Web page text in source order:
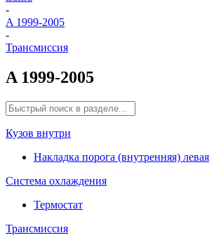
-
A 1999-2005
-
Трансмиссия
A 1999-2005
Кузов внутри
Накладка порога (внутренняя) левая
Система охлаждения
Термостат
Трансмиссия